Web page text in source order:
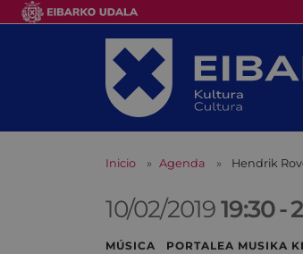
Inicio Agenda Hendrik
10/02/201919:30-
MÚSICA PORTALEA MUSIKA